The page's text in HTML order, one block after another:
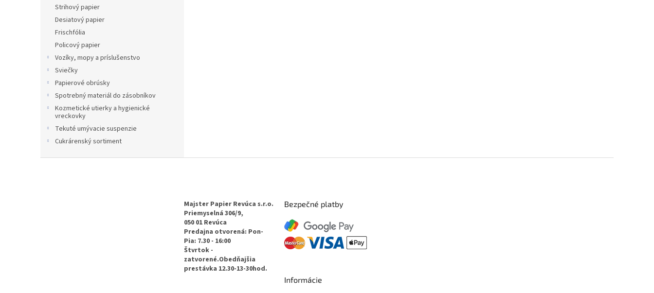
Strihový papier
Desiatový papier
Frischfólia
Policový papier
Vozíky, mopy a príslušenstvo
Sviečky
Papierové obrúsky
Spotrebný materiál do zásobníkov
Kozmetické utierky a hygienické
vreckovky
Tekuté umývacie suspenzie
Cukrárenský sortiment
Majster Papier Revúca s.r.o.
Priemyselná 306/9,
050 01 Revúca
Predajna otvorená: Pon-
Pia: 7.30 - 16:00
Štvrtok -
zatvorené.Obedňajšia
prestávka 12.30-13-30hod.
Bezpečné platby
Informácie